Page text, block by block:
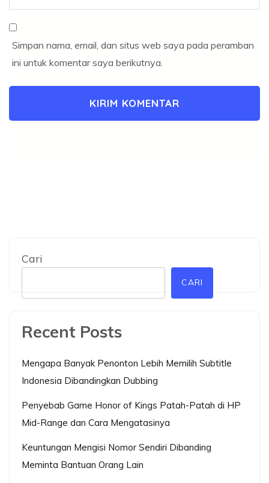
Simpan nama, email, dan situs web saya pada peramban
ini untuk komentar saya berikutnya.
Cari
CARI
Recent Posts
Mengapa Banyak Penonton Lebih Memilih Subtitle
Indonesia Dibandingkan Dubbing
Penyebab Game Honor of Kings Patah-Patah di HP
Mid-Range dan Cara Mengatasinya
Keuntungan Mengisi Nomor Sendiri Dibanding
Meminta Bantuan Orang Lain